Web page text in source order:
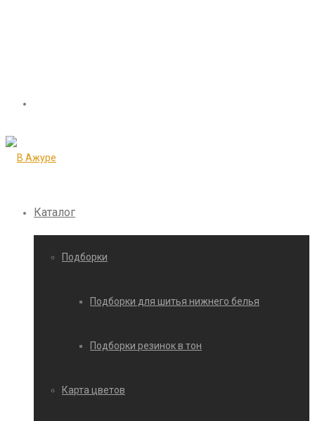
Каталог
Подборки
Подборки для шитья нижнего белья
Подборки резинок в тон
Карта цветов